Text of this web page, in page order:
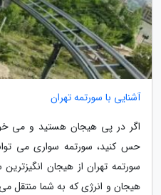
آشنایی با سورتمه تهران
اگر در پی هیجان هستید و می
حس کنید، سورتمه سواری می
سورتمه تهران از هیجان
هیجان و انرژی که به شما منتقل